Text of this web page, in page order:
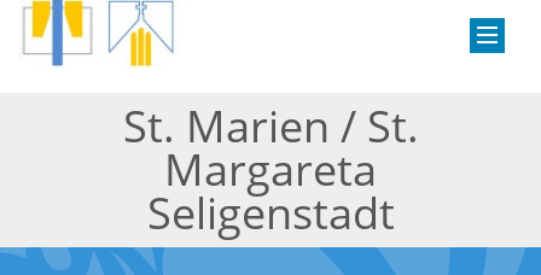
St. Marien / St.
Margareta
Seligenstadt